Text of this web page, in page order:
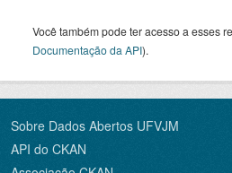
Você também pode ter acesso a esses
Documentação da API).
Sobre Dados Abertos UFVJM
API do CKAN